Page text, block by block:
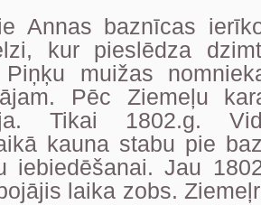
Annas baznīcas
kur pieslēdza
muižas
Pēc Ziemeļu
Tikai 1802.g.
kauna stabu pie
iebiedēšanai. Jau
laika zobs.